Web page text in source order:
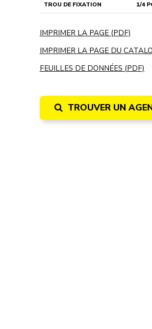
TROU DE FIXATION 1/4
IMPRIMER LA PAGE (PDF)
IMPRIMER LA PAGE DU
FEUILLES DE DONNÉES (PDF)
TROUVER UN